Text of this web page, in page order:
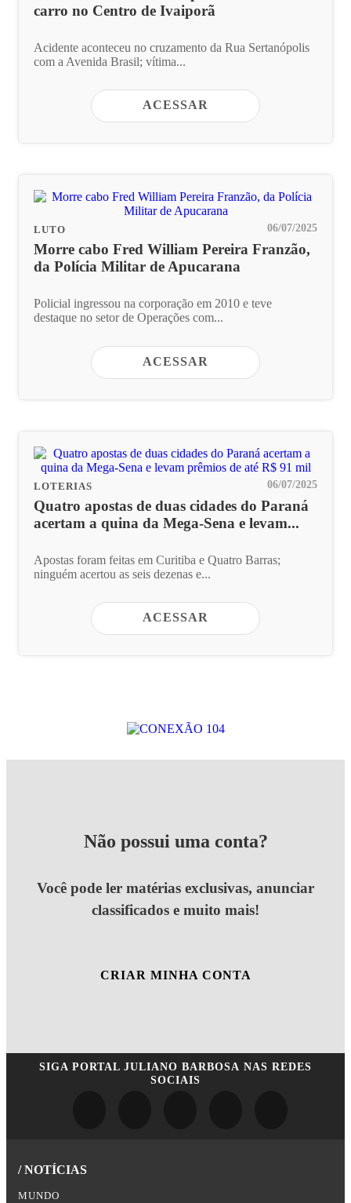
carro no Centro de Ivaiporã
Acidente aconteceu no cruzamento da Rua Sertanópolis
com a Avenida Brasil; vítima...
ACESSAR
LUTO 06/07/2025
Morre cabo Fred William Pereira Franzão,
da Polícia Militar de Apucarana
Policial ingressou na corporação em 2010 e teve
destaque no setor de Operações com...
ACESSAR
LOTERIAS 06/07/2025
Quatro apostas de duas cidades do Paraná
acertam a quina da Mega-Sena e levam...
Apostas foram feitas em Curitiba e Quatro Barras;
ninguém acertou as seis dezenas e...
ACESSAR
Não possui uma conta?
Você pode ler matérias exclusivas, anunciar
classificados e muito mais!
CRIAR MINHA CONTA
SIGA PORTAL JULIANO BARBOSA NAS REDES
SOCIAIS
/ NOTÍCIAS
MUNDO